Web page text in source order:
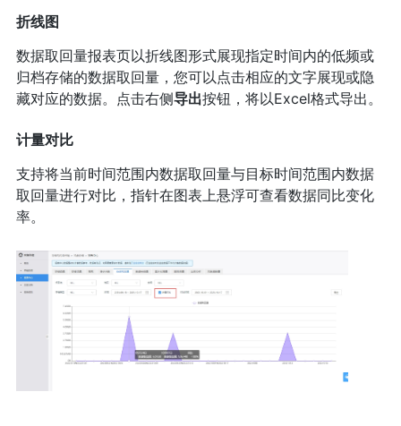
折线图
数据取回量报表页以折线图形式展现指定时间内的低频或
归档存储的数据取回量，您可以点击相应的文字展现或隐
藏对应的数据。点击右侧导出按钮，将以Excel格式导出。
计量对比
支持将当前时间范围内数据取回量与目标时间范围内数据
取回量进行对比，指针在图表上悬浮可查看数据同比变化
率。